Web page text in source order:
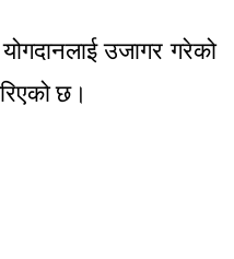
उजागर गरेको
छ।